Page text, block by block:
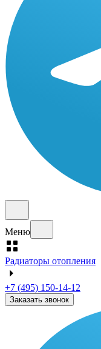
Меню
Радиаторы отопления
+7 (495) 150-14-12
Заказать звонок